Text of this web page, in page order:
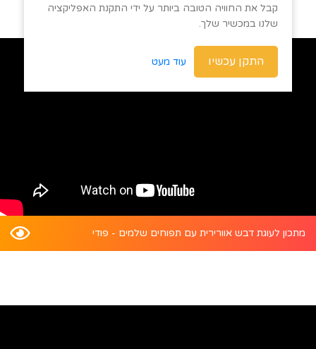
מתכון לעוגת דבש אוורירית עם תפוחים שלמים - פודי
קבל את החוויה הטובה ביותר על ידי התקנת האפליקציה
שלנו במכשיר שלך.
התקן עכשיו עוד מעט